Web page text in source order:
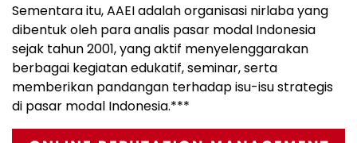
Sementaraitu,AAEIadalahorganisasi nirlabayang
dibentukoleh paraanalis pasar modal Indonesia
sejak tahun2001,yangaktif menyelenggarakan
berbagai kegiatanedukatif,seminar,serta
memberikan pandangan terhadapisu-isustrategis
di pasar modal Indonesia.***